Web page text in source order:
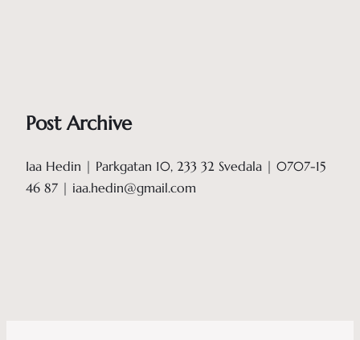
Post Archive
Iaa Hedin | Parkgatan 10, 233 32 Svedala | 0707-15
46 87 | iaa.hedin@gmail.com